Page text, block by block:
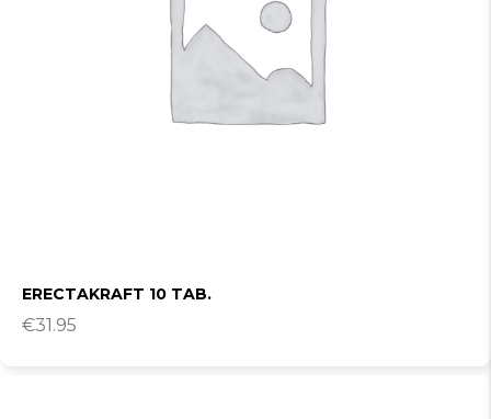
ERECTAKRAFT 10 TAB.
€31.95